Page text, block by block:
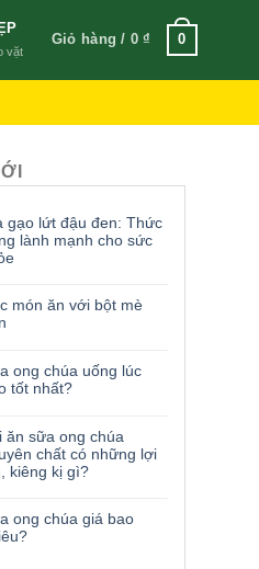
vặt
Giỏ hàng / 0₫ 0
gạo lứt đậu đen: Thức
lành mạnh cho sức
món ăn với bột mè
ong chúa uống lúc
tốt nhất?
ăn sữa ong chúa
chất có những lợi
kiêng kị gì?
ong chúa giá bao